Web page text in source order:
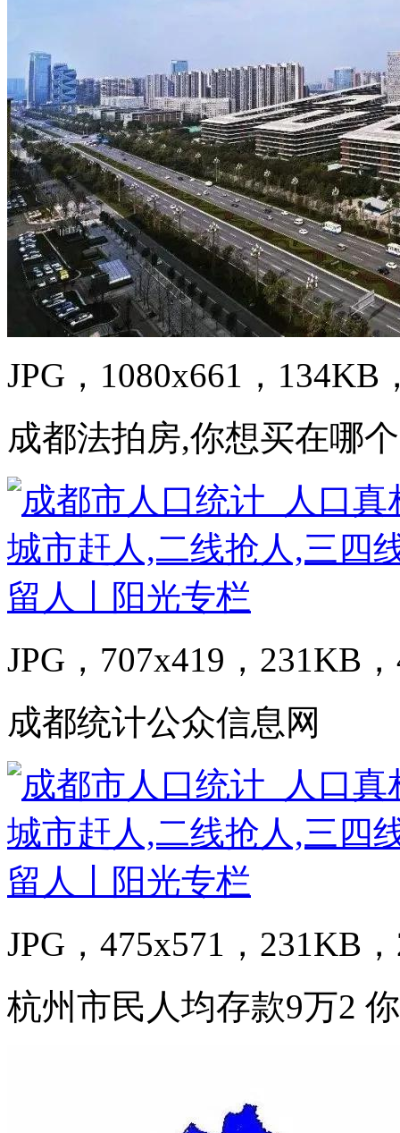
JPG，1080x661，134KB
成都法拍房,你想买在哪
JPG，707x419，231KB
成都统计公众信息网
JPG，475x571，231KB
杭州市民人均存款9万2